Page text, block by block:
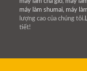
máy làm chả giò, máy
máy làm shumai, máy
lượng cao của chúng tôi.
tiết!